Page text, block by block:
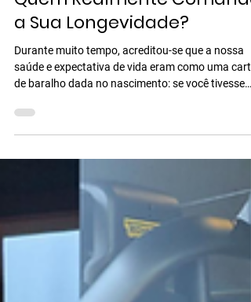
Genética vs. Estilo de Vida:
Quem Realmente Comanda
a Sua Longevidade?
Durante muito tempo, acreditou-se que a nossa
"bons genes", viveria muito e com saúde; se não,
revelou uma verdade libertadora e
seus genes são o script, mas o seu estilo de vida é
diretor da peça. Até que ponto a sua genética
determina quanto tempo você vai viver? E qu